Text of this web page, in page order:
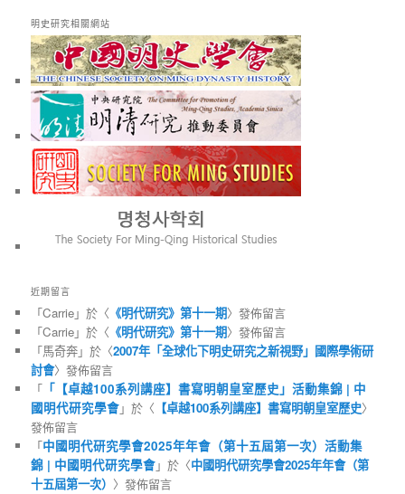
明史研究相關網站
近期留言
「Carrie」於〈 《明代研究》第十一期〉發佈留言
「Carrie」於〈 《明代研究》第十一期〉發佈留言
「馬奇奔」於〈2007年「全球化下明史研究之新視野」國際學術研
討會〉發佈留言
「 「【卓越100系列講座】書寫明朝皇室歷史」活動集錦 | 中
國明代研究學會」於〈 【卓越100系列講座】書寫明朝皇室歷史〉
發佈留言
「中國明代研究學會2025年年會（第十五屆第一次）活動集
錦 | 中國明代研究學會」於〈中國明代研究學會2025年年會（第
十五屆第一次） 〉發佈留言